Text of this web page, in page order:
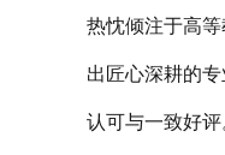
热忱倾注于高
出匠心深耕的
认可与一致好